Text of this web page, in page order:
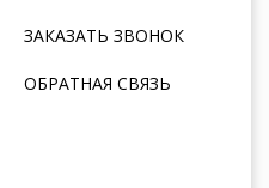
ЗАКАЗАТЬ ЗВОНОК
ОБРАТНАЯ СВЯЗЬ